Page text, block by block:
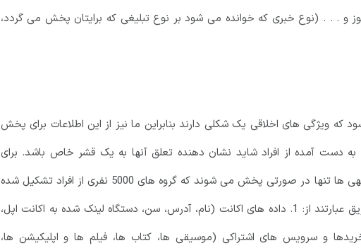
می شود). 4. اپل نیوز و . . . (نوع خبری که خوانده می شود بر نوع تبلیغی که برایتان پخش می گردد،
که ویژگی های اخلاقی یک شکلی دارند بنابراین ما نیز از این اطلاعات برای پخش
به دست آمده از افراد شاید نشان دهنده تعلق آنها به یک قشر خاص باشد. برای
حفاظت از حریم شخصی، این نوع آگهی ها تنها در صورتی پخش می شوند که گروه های 5000 نفری از افراد تشکیل شده
اند. اطلاعات به دست آمده از این طریق عبارتند از: 1. داده های اکانت (نام، آدرس، سن، دستگاه لینک شده به اکانت اپل،
2. دانلودها، خریدها و سرویس های اشتراکی (موسیقی ها، کتاب ها، فیلم ها و اپلیکیشن ها،